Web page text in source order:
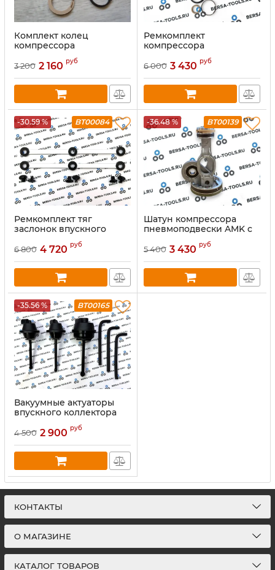
Комплект колец
компрессора
пневмоподвески AMK
3 200 2 160 руб
Ремкомплект
компрессора
пневмоподвески AMK
(Mercedes W221 и W166)
6 000 3 430 руб
-30.59 % BT00084
Ремкомплект тяг
заслонок впускного
коллектора Mercedes OM
642 (без датчиков
заслонок на моторе)
6 800 4 720 руб
-36.48 % BT00139
Шатун компрессора
пневмоподвески AMK с
5 400 3 430 руб
-35.56 % BT00165
Вакуумные актуаторы
впускного коллектора
Mercedes M272
4 500 2 900 руб
КОНТАКТЫ
О МАГАЗИНЕ
КАТАЛОГ ТОВАРОВ